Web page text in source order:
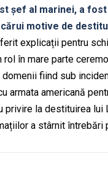
șef al marinei, a
motive de
explicații pentru
rol în mare parte
fiind sub
armata americană
privire la destituirea lui
a stârnit